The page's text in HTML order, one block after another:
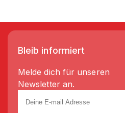
Bleib informiert
Melde dich für unseren
Newsletter an.